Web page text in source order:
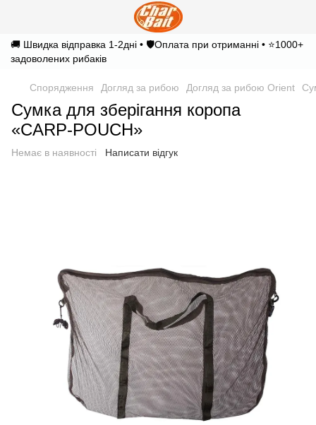
🚚 Швидка відправка 1-2дні • 🛡️Оплата при отриманні • ⭐1000+
задоволених рибаків
Спорядження Догляд за рибою Догляд за рибою Orient
Сумка для зберігання коропа
«CARP-POUCH»
Немає в наявності Написати відгук